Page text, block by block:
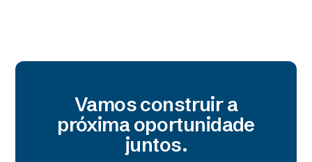
Vamos construir a
próxima oportunidade
juntos.